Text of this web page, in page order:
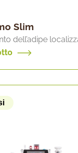
Slim
dell’adipe